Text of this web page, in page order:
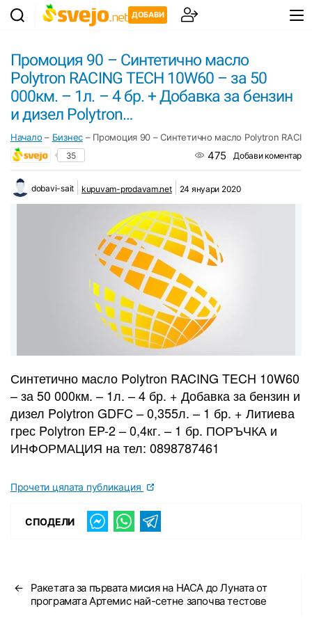
ДОБАВИ
Промоция 90 – Синтетично масло
Polytron RACING TECH 10W60 – за 50
000км. – 1л. – 4 бр. + Добавка за бензин
и дизел Polytron…
Начало – Бизнес– Промоция 90 – Синтетично масло Polytron
35 475 Добави коментар
dobavi-sait kupuvam-prodavam.net 24 януари 2020
Синтетично масло Polytron RACING TECH 10W60
– за 50 000км. – 1л. – 4 бр. + Добавка за бензин и
дизел Polytron GDFC – 0,355л. – 1 бр. + Литиева
грес Polytron EP-2 – 0,4кг. – 1 бр. ПОРЪЧКА и
ИНФОРМАЦИЯ на тел: 0898787461
Прочети цялата публикация
СПОДЕЛИ
←
Ракетата за първата мисия на НАСА до Луната от
програмата Артемис най-сетне започва тестове